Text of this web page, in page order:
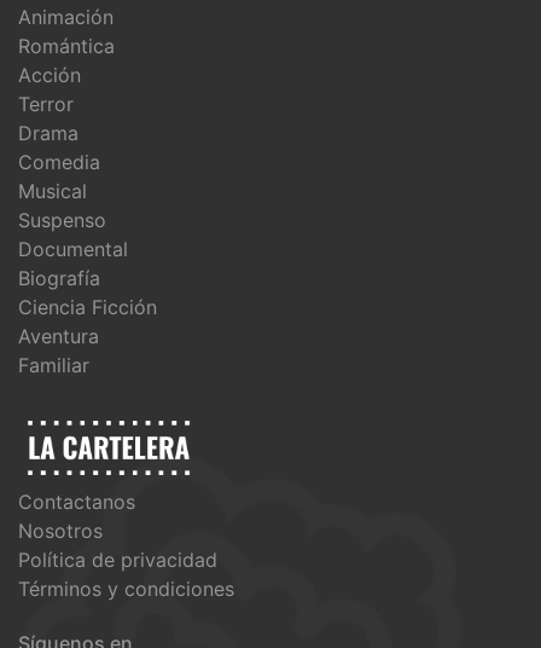
Animación
Romántica
Acción
Terror
Drama
Comedia
Musical
Suspenso
Documental
Biografía
Ciencia Ficción
Aventura
Familiar
Contactanos
Nosotros
Política de privacidad
Términos y condiciones